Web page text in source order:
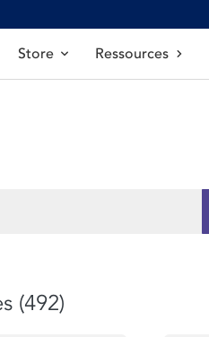
Store Ressources
(492)